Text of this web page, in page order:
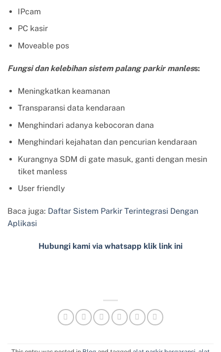
IPcam
PC kasir
Moveable pos
Fungsi dan kelebihan sistem palang parkir manless:
Meningkatkan keamanan
Transparansi data kendaraan
Menghindari adanya kebocoran dana
Menghindari kejahatan dan pencurian kendaraan
Kurangnya SDM di gate masuk, ganti dengan mesin
tiket manless
User friendly
Baca juga: Daftar Sistem Parkir Terintegrasi Dengan
Aplikasi
Hubungi kami via whatsapp klik link ini